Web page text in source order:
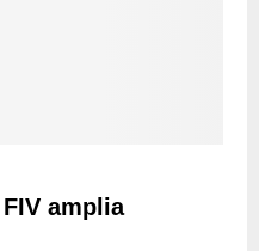
amplia